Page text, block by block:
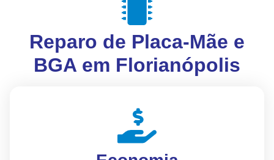
Reparo de Placa-Mãe e
BGA em Florianópolis